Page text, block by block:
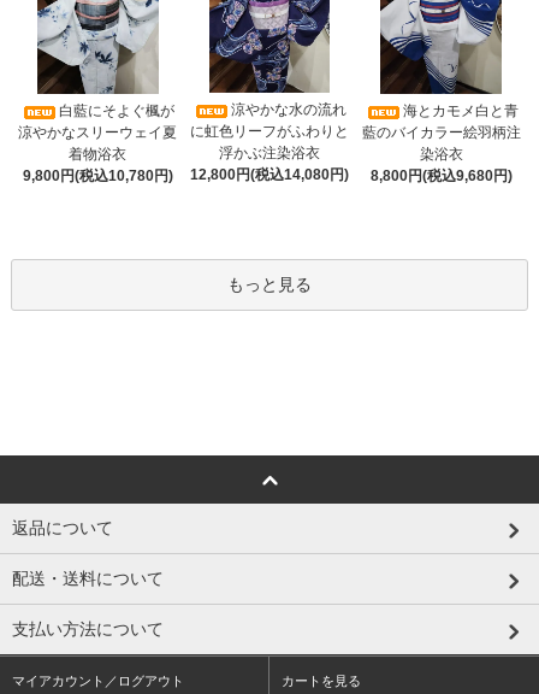
白藍にそよぐ楓が
涼やかなスリーウェイ夏
着物浴衣
9,800円(税込10,780円)
涼やかな水の流れ
に虹色リーフがふわりと
浮かぶ注染浴衣
12,800円(税込14,080円)
海とカモメ白と青
藍のバイカラー絵羽柄注
染浴衣
8,800円(税込9,680円)
もっと見る
返品について
配送・送料について
支払い方法について
マイアカウント／ログアウト カートを見る